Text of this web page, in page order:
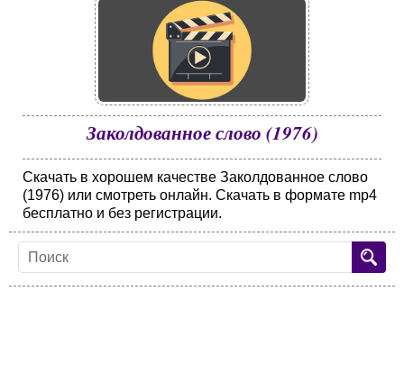
Заколдованное слово (1976)
Скачать в хорошем качестве Заколдованное слово
(1976) или смотреть онлайн. Скачать в формате mp4
бесплатно и без регистрации.